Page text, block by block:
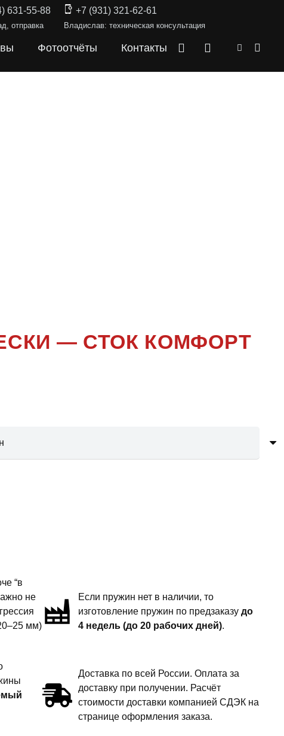
631-55-88
отправка
+7 (931) 321-62-61
Владислав: техническая консультация
Фотоотчёты Контакты
— СТОК КОМФОРТ
“в
не
мм)
Если пружин нет в наличии, то
изготовление пружин по предзаказудо
4 недель (до 20 рабочих дней).
Доставка по всей России. Оплата за
доставку при получении. Расчёт
стоимости доставки компанией СДЭК на
странице оформления заказа.